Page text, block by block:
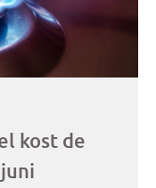
kost de